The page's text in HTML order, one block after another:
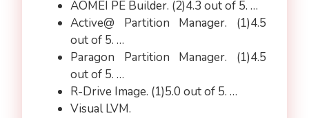
AOMEI PE Builder. (2)4.3 out of 5. …
Active@ Partition Manager. (1)4.5
out of 5. …
Paragon Partition Manager. (1)4.5
out of 5. …
R-Drive Image. (1)5.0 out of 5. …
Visual LVM.